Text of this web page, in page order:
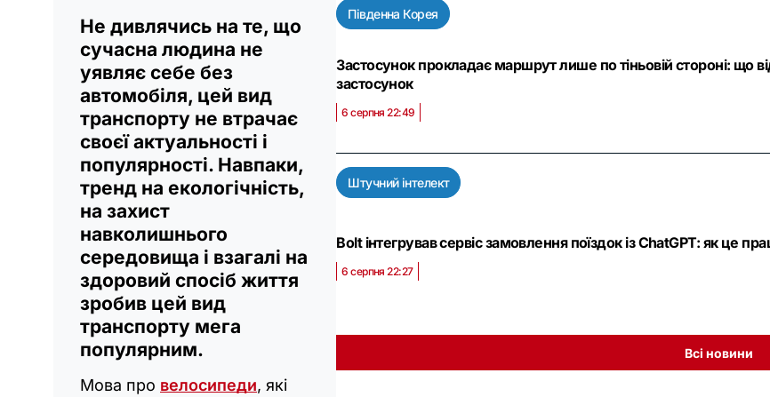
Не дивлячись на те, що
сучасна людина не
уявляє себе без
автомобіля, цей вид
транспорту не втрачає
своєї актуальності і
популярності. Навпаки,
тренд на екологічність,
на захист
навколишнього
середовища і взагалі на
здоровий спосіб життя
зробив цей вид
транспорту мега
популярним.
Мова про велосипеди, які
Південна Корея
Застосунок прокладає маршрут лише по тіньовій стороні: що
застосунок
6 серпня 22:49
Штучний інтелект
Bolt інтегрував сервіс замовлення поїздок із ChatGPT: як це
6 серпня 22:27
Всі новини